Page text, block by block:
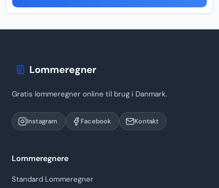
Lommeregner
Gratis lommeregner online til brug i Danmark.
Instagram Facebook Kontakt
Lommeregnere
Standard Lommeregner